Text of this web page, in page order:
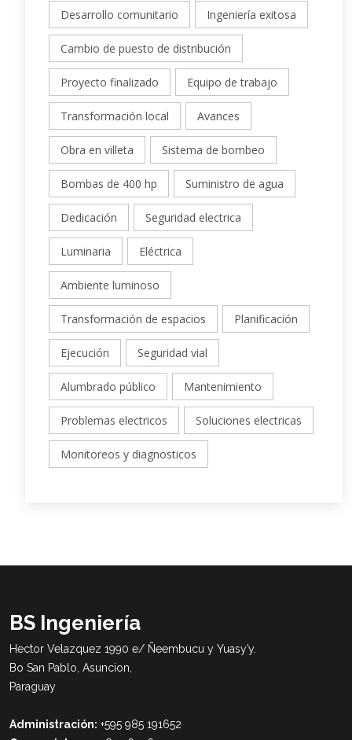
Desarrollo comunitario Ingeniería exitosa
Cambio de puesto de distribución
Proyecto finalizado Equipo de trabajo
Transformación local Avances
Obra en villeta Sistema de bombeo
Bombas de 400 hp Suministro de agua
Dedicación Seguridad electrica
Luminaria Eléctrica
Ambiente luminoso
Transformación de espacios Planificación
Ejecución Seguridad vial
Alumbrado público Mantenimiento
Problemas electricos Soluciones electricas
Monitoreos y diagnosticos
BS Ingeniería
Hector Velazquez 1990 e/ Ñeembucu y Yuasy’y.
Bo San Pablo, Asuncion,
Paraguay
Administración: +595 985 191652